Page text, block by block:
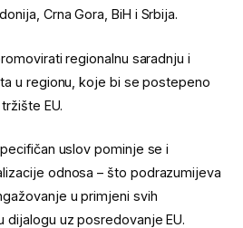
Crna Gora, BiH i Srbija.
regionalnu saradnju i
u regionu, koje bi se postepeno
EU.
uslov pominje se i
odnosa – što podrazumijeva
u primjeni svih
dijalogu uz posredovanje EU.